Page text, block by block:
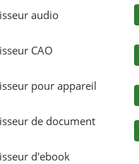
audio
CAO
pour appareil
de document
d'ebook